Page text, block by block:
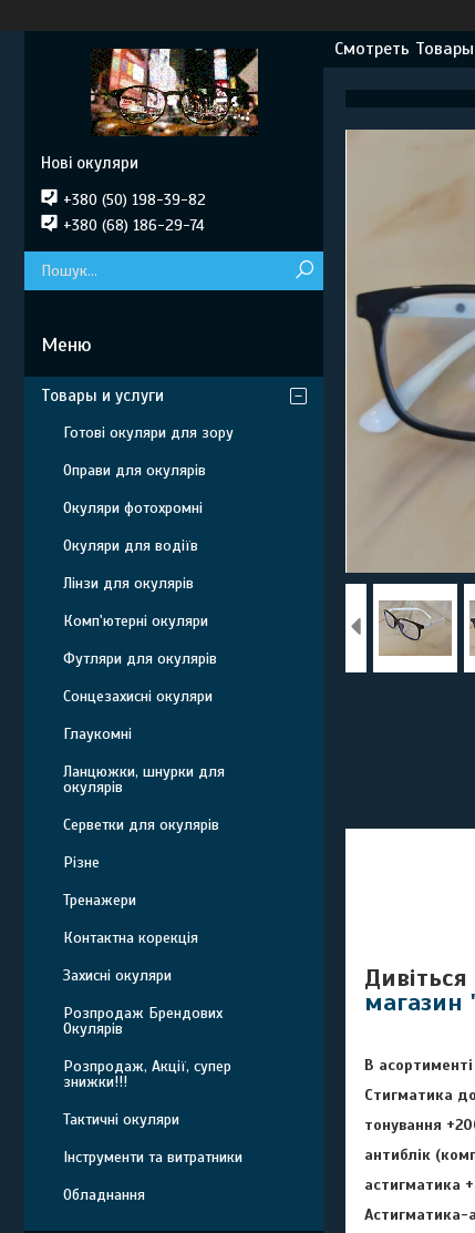
Смотреть
магазин
В
Стигматика
тонування
антиблік
астигматика
Астигматика-
Нові окуляри
+380 (50) 198-39-82
+380 (68) 186-29-74
Товары и услуги
Готові окуляри для зору
Оправи для окулярів
Окуляри фотохромні
Окуляри для водіїв
Лінзи для окулярів
Комп'ютерні окуляри
Футляри для окулярів
Сонцезахисні окуляри
Глаукомні
Ланцюжки, шнурки для
окулярів
Серветки для окулярів
Різне
Тренажери
Контактна корекція
Захисні окуляри
Розпродаж Брендових
Окулярів
Розпродаж, Акції, супер
знижки!!!
Тактичні окуляри
Інструменти та витратники
Обладнання